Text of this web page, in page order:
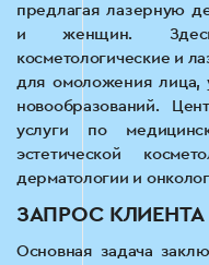
предлагая лазерную
и женщин. Здесь
косметологические и
для омоложения
новообразований.
услуги по
эстетической
дерматологии и
ЗАПРОС КЛИЕНТА
Основная задача